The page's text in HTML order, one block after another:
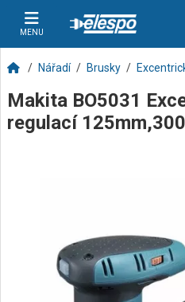
MENU
Nářadí Brusky
Makita BO5031
regulací